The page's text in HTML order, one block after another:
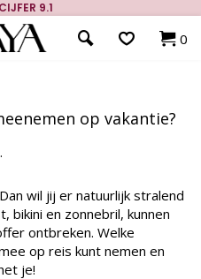
700.000+ TEVREDEN KLANTEN
0
op vakantie?
wil jij er natuurlijk stralend
bikini en zonnebril, kunnen
ontbreken. Welke
op reis kunt nemen en
je!